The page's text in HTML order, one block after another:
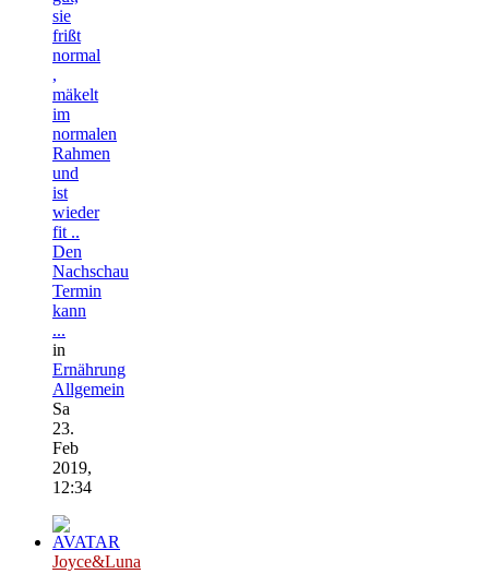
sie
frißt
normal
,
mäkelt
im
normalen
Rahmen
und
ist
wieder
fit ..
Den
Nachschau
Termin
kann
...
in
Ernährung
Allgemein
Sa
23.
Feb
2019,
12:34
Joyce&Luna